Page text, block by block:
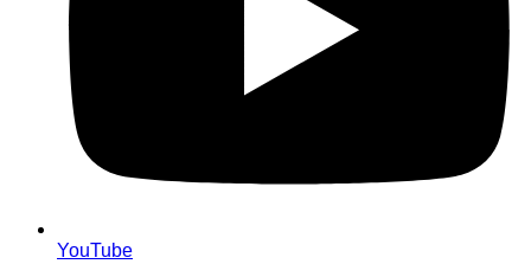
YouTube